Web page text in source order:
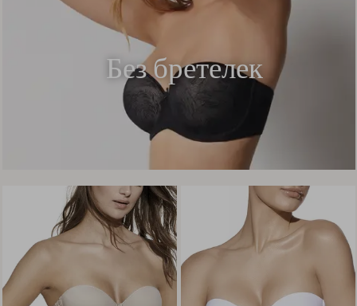
Без бретелек